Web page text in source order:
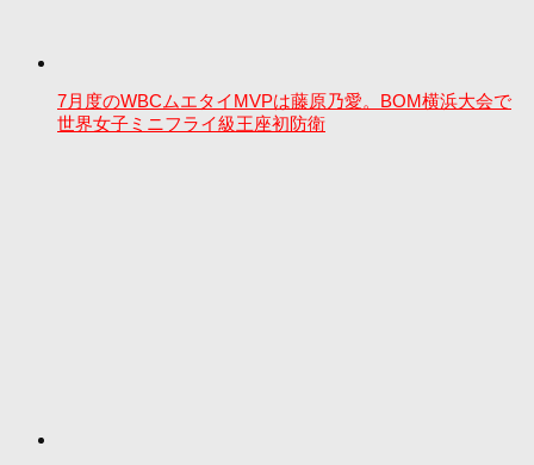
7月度のWBCムエタイMVPは藤原乃愛。BOM横浜大会で
世界女子ミニフライ級王座初防衛